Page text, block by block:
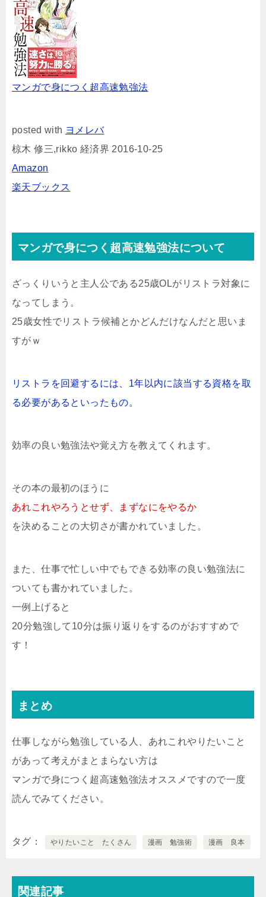
マンガで身につく超高速勉強法
posted with ヨメレバ
椋木 修三,rikko 経済界 2016-10-25
Amazon
楽天ブックス
マンガで身につく超高速勉強法について
ざっくりいうと主人公である25歳OLがリストラ対象に
なってしまう。
25歳女性でリストラ候補とかどんだけなんだと思いま
すがｗ
リストラを回避するには、1年以内に該当する資格を取
る必要があるといったもの。
効率の良い勉強法や覚え方を教えてくれます。
その本の最初のほうに
あれこれやろうとせず、まずなにをやるか
を決めることの大切さが書かれていました。
また、仕事で忙しい中でもできる効率の良い勉強法に
ついても書かれていました。
一例上げると
20分勉強して10分は振り返りをするのがおすすめで
す！
まとめ
仕事しながら勉強している人、あれこれやりたいこと
があって考えがまとまらない方は
マンガで身につく超高速勉強法オススメですので一度
読んでみてください。
タグ やりたいこと たくさん 漫画 勉強術 漫画 良本
関連記事